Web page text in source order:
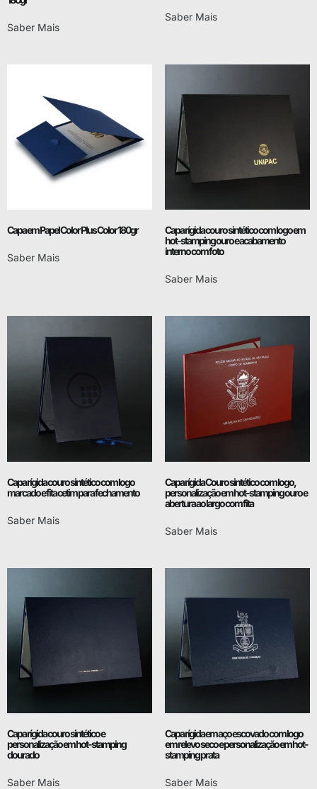
Saber Mais
Saber Mais
Capa em Papel Color Plus Color 180gr
Saber Mais
Capa rígida couro sintético com logo em
hot-stamping ouro e acabamento
interno com foto
Saber Mais
Capa rígida couro sintético com logo
marcado e fita cetim para fechamento
Saber Mais
Capa rígida Couro sintético com logo,
personalização em hot-stamping ouro e
abertura ao largo com fita
Saber Mais
Capa rígida couro sintético e
personalização em hot-stamping
dourado
Saber Mais
Capa rígida em aço escovado com logo
em relevo seco e personalização em hot-
stamping prata
Saber Mais